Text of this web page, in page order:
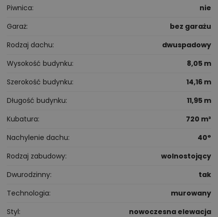
Piwnica
nie
Garaż
bez garażu
Rodzaj dachu
dwuspadowy
Wysokość budynku
8,05 m
Szerokość budynku
14,16 m
Długość budynku
11,95 m
Kubatura
720 m³
Nachylenie dachu
40°
Rodzaj zabudowy
wolnostojący
Dwurodzinny
tak
Technologia
murowany
Styl
nowoczesna elewacja